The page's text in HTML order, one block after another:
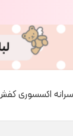
اکسسوری